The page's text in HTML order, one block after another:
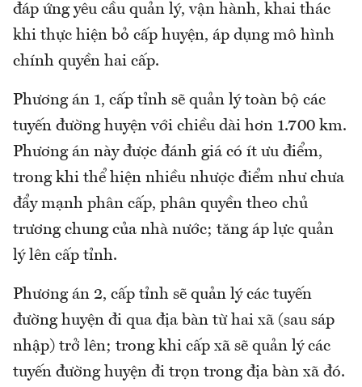
đáp ứng yêu cầu quản lý, vận hành, khai thác
khi thực hiện bỏ cấp huyện, áp dụng mô hình
chính quyền hai cấp.
Phương án 1, cấp tỉnh sẽ quản lý toàn bộ các
tuyến đường huyện với chiều dài hơn 1.700 km.
Phương án này được đánh giá có ít ưu điểm,
trong khi thể hiện nhiều nhược điểm như chưa
đẩy mạnh phân cấp, phân quyền theo chủ
trương chung của nhà nước; tăng áp lực quản
lý lên cấp tỉnh.
Phương án 2, cấp tỉnh sẽ quản lý các tuyến
đường huyện đi qua địa bàn từ hai xã (sau sáp
nhập) trở lên; trong khi cấp xã sẽ quản lý các
tuyến đường huyện đi trọn trong địa bàn xã đó.